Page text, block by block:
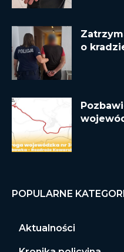
o
POPULARNE
Aktualności